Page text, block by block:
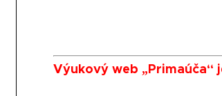
Výukový web „Primaúča“